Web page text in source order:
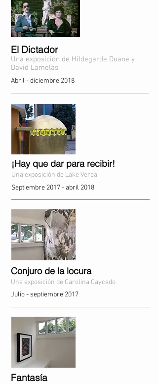
El Dictador
Una exposición de Hildegarde Duane y
David Lamelas
Abril - diciembre 2018
¡Hay que dar para recibir!
Una exposición de Lake Verea
Septiembre 2017 - abril 2018
Conjuro de la locura
Una exposición de Carolina Caycedo
Julio - septiembre 2017
Fantasía